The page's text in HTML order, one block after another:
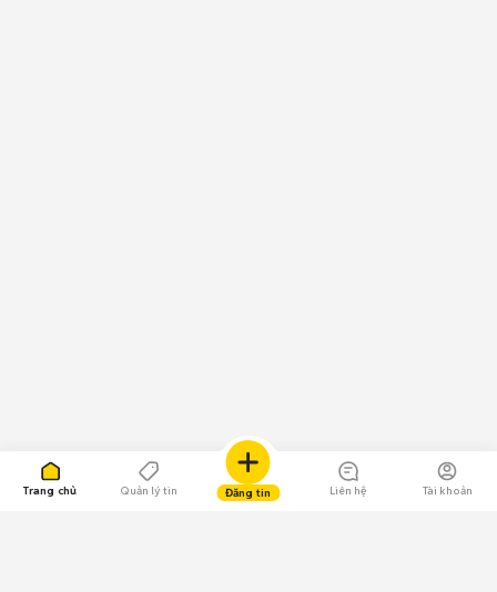
Trang chủ Quản lý tin Đăng tin Liên hệ Tài khoản